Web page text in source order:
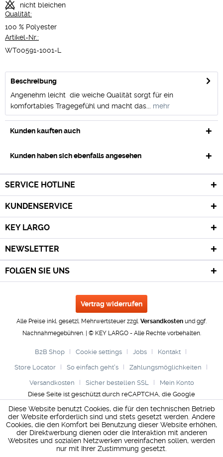
nicht bleichen
Qualität:
100 % Polyester
Artikel-Nr.:
WT00591-1001-L
Beschreibung
Angenehm leicht  die weiche Qualität sorgt für ein
komfortables Tragegefühl und macht das...
mehr
Kunden kauften auch
Kunden haben sich ebenfalls angesehen
SERVICE HOTLINE
KUNDENSERVICE
KEY LARGO
NEWSLETTER
FOLGEN SIE UNS
Vertrag widerrufen
Alle Preise inkl. gesetzl. Mehrwertsteuer zzgl. Versandkosten und ggf.
Nachnahmegebühren. | © KEY LARGO - Alle Rechte vorbehalten.
B2B Shop Cookie settings Jobs Kontakt
Store Locator So einfach geht's Zahlungsmöglichkeiten
Versandkosten Sicher bestellen SSL
Mein Konto
Diese Seite ist geschützt durch reCAPTCHA, die Google
DatenschutzerklärungundNutzungsbedingungengelten.
Diese Website benutzt Cookies, die für den technischen Betrieb
der Website erforderlich sind und stets gesetzt werden. Andere
Cookies, die den Komfort bei Benutzung dieser Website erhöhen,
der Direktwerbung dienen oder die Interaktion mit anderen
Websites und sozialen Netzwerken vereinfachen sollen, werden
nur mit Ihrer Zustimmung gesetzt.